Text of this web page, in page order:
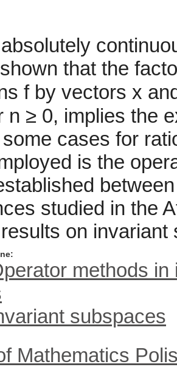
that the
f by vectors x
n ≥ 0, implies the
cases for
is the
studied in the
on
methods
subspaces
Mathematics